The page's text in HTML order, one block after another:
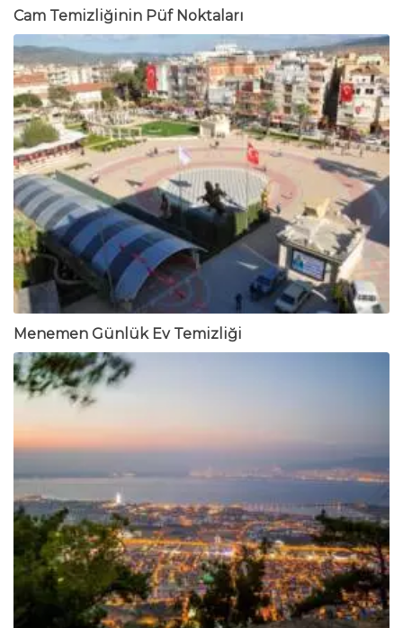
Cam Temizliğinin Püf Noktaları
Menemen Günlük Ev Temizliği